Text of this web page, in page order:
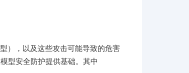
），以及这些攻击可能导致的危害
型安全防护提供基础。其中